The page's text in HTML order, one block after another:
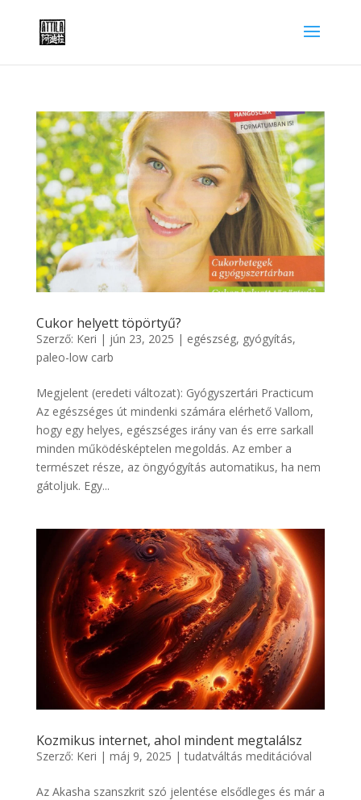
Cukor helyett töpörtyű?
Szerző: Keri | jún 23, 2025 | egészség, gyógyítás,
paleo-low carb
Megjelent (eredeti változat): Gyógyszertári Practicum
Az egészséges út mindenki számára elérhető Vallom,
hogy egy helyes, egészséges irány van és erre sarkall
minden működésképtelen megoldás. Az ember a
természet része, az öngyógyítás automatikus, ha nem
gátoljuk. Egy...
Kozmikus internet, ahol mindent megtalálsz
Szerző: Keri | máj 9, 2025 |tudatváltás meditációval
Az Akasha szanszkrit szó jelentése elsődleges és már a